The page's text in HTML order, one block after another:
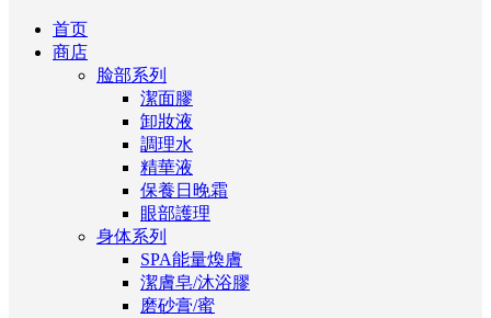
首页
商店
脸部系列
潔面膠
卸妝液
調理水
精華液
保養日晚霜
眼部護理
身体系列
SPA能量煥膚
潔膚皂/沐浴膠
磨砂膏/蜜